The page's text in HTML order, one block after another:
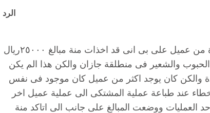
الرد
القد تم فسخ عقدى من البنك الرجحى بى بسب شكوة من عميل على بى انى قد اخذات منة مبالغ ٢٥٠٠٠ريال
والشعير فى منطلقة جازان والكن هذا الم يكن
والكن كان يوجد اكثر من عميل كان موجود فى نفس
عند طباعة عملية المشتكى الى عملية عميل اخر
العمليات ووضعت المبالغ على جانب الى اتاكد منة